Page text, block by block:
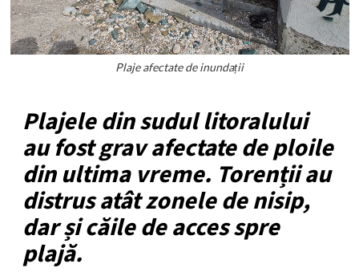
Plaje afectate de inundații
Plajele din sudul litoralului
au fost grav afectate de ploile
din ultima vreme. Torenții au
distrus atât zonele de nisip,
dar și căile de acces spre
plajă.